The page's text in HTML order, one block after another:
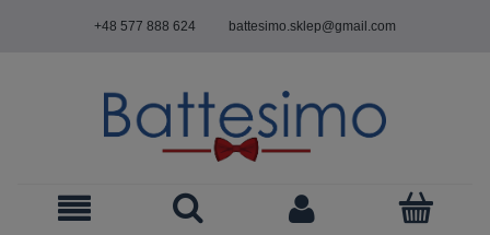
+48 577 888 624 battesimo.sklep@gmail.com